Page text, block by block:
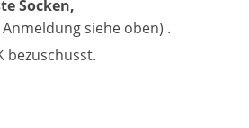
Socken,
siehe oben) .
bezuschusst.